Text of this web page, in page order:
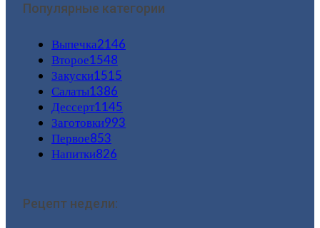
Популярные категории
Выпечка2146
Второе1548
Закуски1515
Салаты1386
Дессерт1145
Заготовки993
Первое853
Напитки826
Рецепт недели: